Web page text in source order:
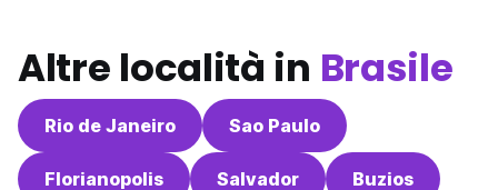
Altre località in Brasile
Rio de Janeiro Sao Paulo
Florianopolis Salvador Buzios